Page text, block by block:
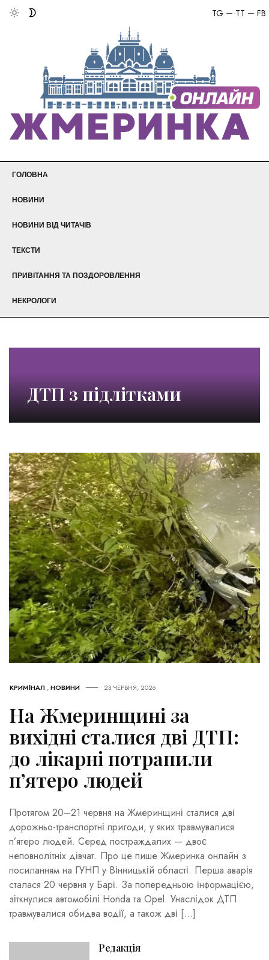
FB
TT
TG
ГОЛОВНА
НОВИНИ
НОВИНИ ВІД ЧИТАЧІВ
ТЕКСТИ
ПРИВІТАННЯ ТА ПОЗДОРОВЛЕННЯ
НЕКРОЛОГИ
ДТП з підлітками
КРИМІНАЛ ,НОВИНИ 23 ЧЕРВНЯ, 2026
На Жмеринщині за
вихідні сталися дві ДТП:
до лікарні потрапили
п’ятеро людей
Протягом 20–21 червня на Жмеринщині сталися дві
дорожньо-транспортні пригоди, у яких травмувалися
п’ятеро людей. Серед постраждалих — двоє
неповнолітніх дівчат. Про це пише Жмеринка онлайн з
посиланням на ГУНП у Вінницькій області. Перша аварія
сталася 20 червня у Барі. За попередньою інформацією,
зіткнулися автомобілі Honda та Opel. Унаслідок ДТП
травмувалися обидва водії, а також дві […]
Редакція